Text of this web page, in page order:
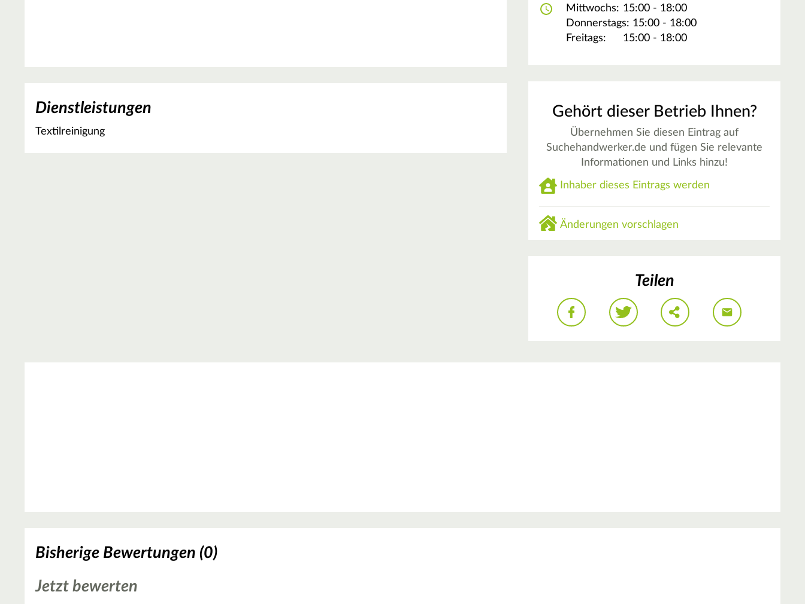
Dienstleistungen
Textilreinigung
Mittwochs: 15:00 - 18:00
Donnerstags: 15:00 - 18:00
Freitags:
15:00 - 18:00
Gehört dieser Betrieb Ihnen?
Übernehmen Sie diesen Eintrag auf
Suchehandwerker.de und fügen Sie relevante
Informationen und Links hinzu!
Inhaber dieses Eintrags werden
Änderungen vorschlagen
Teilen
Bisherige Bewertungen (0)
Jetzt bewerten